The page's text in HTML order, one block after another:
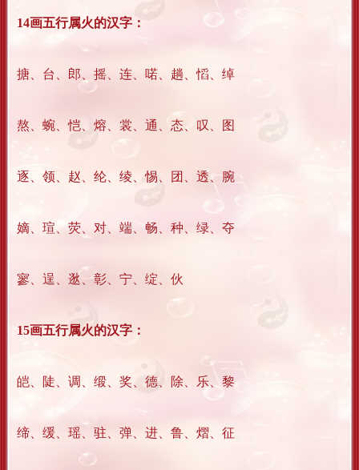
14画五行属火的汉字：
搪、台、郎、摇、连、喏、趟、慆、绰
熬、蜿、恺、熔、裳、通、态、叹、图
逐、领、赵、纶、绫、惕、团、透、腕
嫡、瑄、荧、对、端、畅、种、绿、夺
寥、逞、逖、彰、宁、绽、伙
15画五行属火的汉字：
皑、陡、调、缎、奖、德、除、乐、黎
缔、缓、瑶、驻、弹、进、鲁、熠、征